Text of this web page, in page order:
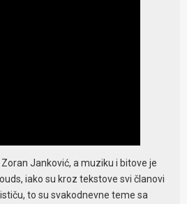
Јanković, a muziku i bitove je
iako su kroz tekstove svi članovi
to su svakodnevne teme sa